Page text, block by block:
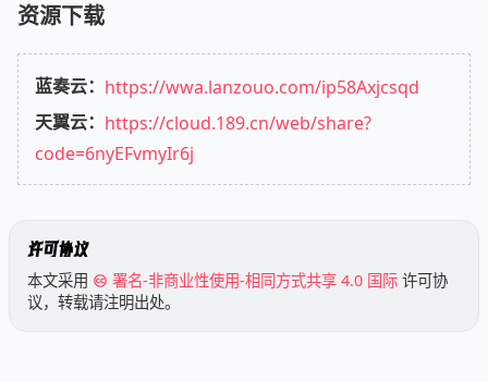
资源下载
蓝奏云： https://wwa.lanzouo.com/ip58Axjcsqd
天翼云： https://cloud.189.cn/web/share?
code=6nyEFvmyIr6j
许可协议
本文采用 署名-非商业性使用-相同方式共享 4.0 国际 许可协
议，转载请注明出处。